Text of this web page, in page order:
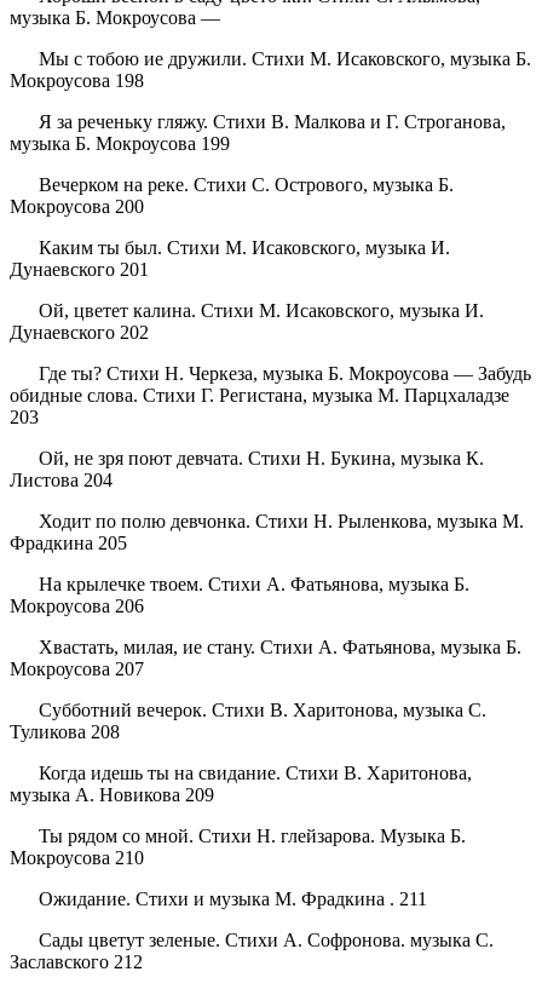
музыка Б. Мокроусова —
Мы с тобою ие дружили. Стихи М. Исаковского, музыка Б.
Мокроусова 198
Я за реченьку гляжу. Стихи В. Малкова и Г. Строганова,
музыка Б. Мокроусова 199
Вечерком на реке. Стихи С. Острового, музыка Б.
Мокроусова 200
Каким ты был. Стихи М. Исаковского, музыка И.
Дунаевского 201
Ой, цветет калина. Стихи М. Исаковского, музыка И.
Дунаевского 202
Где ты? Стихи Н. Черкеза, музыка Б. Мокроусова — Забудь
обидные слова. Стихи Г. Регистана, музыка М. Парцхаладзе
203
Ой, не зря поют девчата. Стихи Н. Букина, музыка К.
Листова 204
Ходит по полю девчонка. Стихи Н. Рыленкова, музыка М.
Фрадкина 205
На крылечке твоем. Стихи А. Фатьянова, музыка Б.
Мокроусова 206
Хвастать, милая, ие стану. Стихи А. Фатьянова, музыка Б.
Мокроусова 207
Субботний вечерок. Стихи В. Харитонова, музыка С.
Туликова 208
Когда идешь ты на свидание. Стихи В. Харитонова,
музыка А. Новикова 209
Ты рядом со мной. Стихи Н. глейзарова. Музыка Б.
Мокроусова 210
Ожидание. Стихи и музыка М. Фрадкина . 211
Сады цветут зеленые. Стихи А. Софронова. музыка С.
Заславского 212